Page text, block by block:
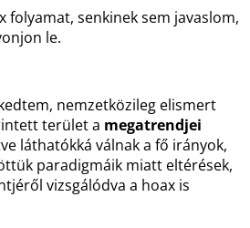
folyamat, senkinek sem javaslom,
le.
nemzetközileg elismert
terület a megatrendjei
láthatókká válnak a fő irányok,
paradigmáik miatt eltérések,
vizsgálódva a hoax is